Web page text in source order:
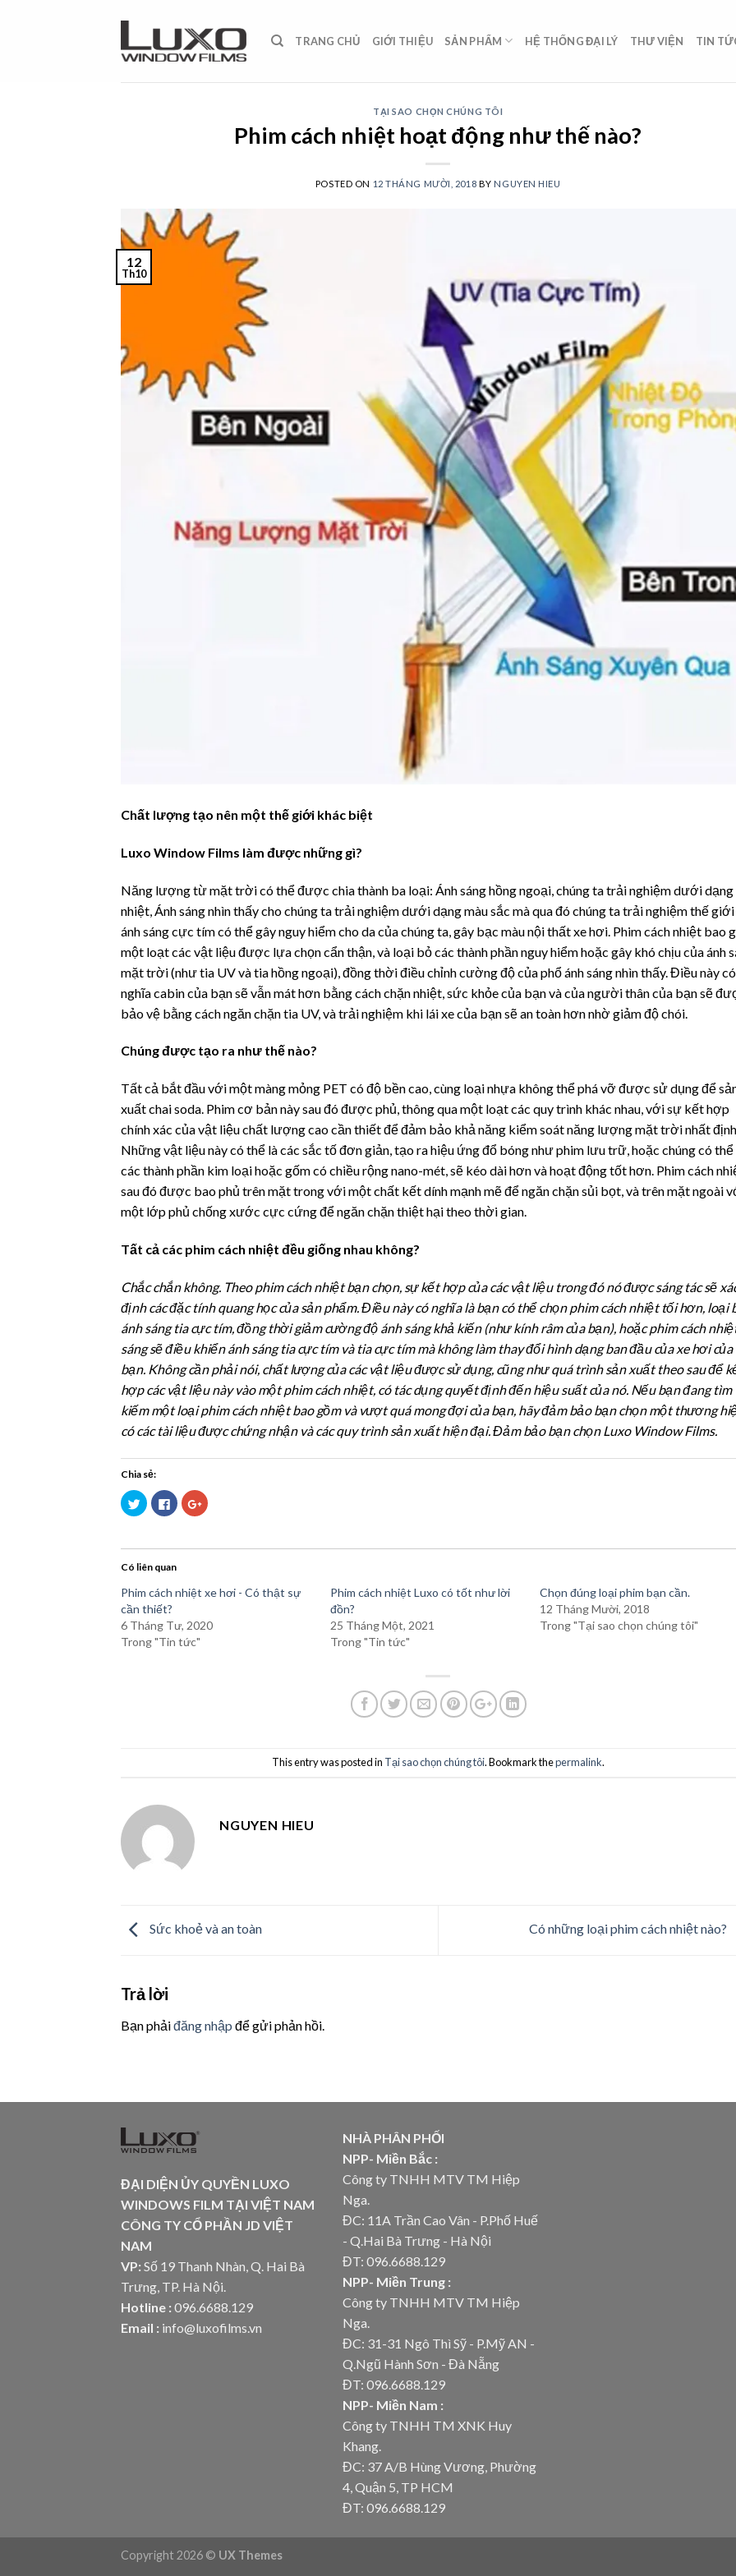
TRANG CHỦ GIỚI THIỆU SẢN PHẨM HỆ THỐNG ĐẠI LÝ THƯ VIỆN TIN
TẠI SAO CHỌN CHÚNG TÔI
Phim cách nhiệt hoạt động như thế nào?
POSTED ON 12 THÁNG MƯỜI, 2018 BY NGUYEN HIEU
12
Th10
Chất lượng tạo nên một thế giới khác biệt
Luxo Window Films làm được những gì?
Năng lượng từ mặt trời có thể được chia thành ba loại: Ánh sáng hồng ngoại, chúng ta trải nghiệm dưới dạng
nhiệt, Ánh sáng nhìn thấy cho chúng ta trải nghiệm dưới dạng màu sắc mà qua đó chúng ta trải nghiệm thế
ánh sáng cực tím có thể gây nguy hiểm cho da của chúng ta, gây bạc màu nội thất xe hơi. Phim cách nhiệt bao
một loạt các vật liệu được lựa chọn cẩn thận, và loại bỏ các thành phần nguy hiểm hoặc gây khó chịu của ánh
mặt trời (như tia UV và tia hồng ngoại), đồng thời điều chỉnh cường độ của phổ ánh sáng nhìn thấy. Điều này có
nghĩa cabin của bạn sẽ vẫn mát hơn bằng cách chặn nhiệt, sức khỏe của bạn và của người thân của bạn sẽ
bảo vệ bằng cách ngăn chặn tia UV, và trải nghiệm khi lái xe của bạn sẽ an toàn hơn nhờ giảm độ chói.
Chúng được tạo ra như thế nào?
Tất cả bắt đầu với một màng mỏng PET có độ bền cao, cùng loại nhựa không thể phá vỡ được sử dụng để
xuất chai soda. Phim cơ bản này sau đó được phủ, thông qua một loạt các quy trình khác nhau, với sự kết hợp
chính xác của vật liệu chất lượng cao cần thiết để đảm bảo khả năng kiểm soát năng lượng mặt trời nhất
Những vật liệu này có thể là các sắc tố đơn giản, tạo ra hiệu ứng đổ bóng như phim lưu trữ, hoặc chúng có thể
các thành phần kim loại hoặc gốm có chiều rộng nano-mét, sẽ kéo dài hơn và hoạt động tốt hơn. Phim cách
sau đó được bao phủ trên mặt trong với một chất kết dính mạnh mẽ để ngăn chặn sủi bọt, và trên mặt ngoài
một lớp phủ chống xước cực cứng để ngăn chặn thiệt hại theo thời gian.
Tất cả các phim cách nhiệt đều giống nhau không?
Chắc chắn không. Theo phim cách nhiệt bạn chọn, sự kết hợp của các vật liệu trong đó nó được sáng tác sẽ
định các đặc tính quang học của sản phẩm. Điều này có nghĩa là bạn có thể chọn phim cách nhiệt tối hơn, loại
ánh sáng tia cực tím, đồng thời giảm cường độ ánh sáng khả kiến (như kính râm của bạn), hoặc phim cách
sáng sẽ điều khiển ánh sáng tia cực tím và tia cực tím mà không làm thay đổi hình dạng ban đầu của xe hơi của
bạn. Không cần phải nói, chất lượng của các vật liệu được sử dụng, cũng như quá trình sản xuất theo sau để
hợp các vật liệu này vào một phim cách nhiệt, có tác dụng quyết định đến hiệu suất của nó. Nếu bạn đang tìm
kiếm một loại phim cách nhiệt bao gồm và vượt quá mong đợi của bạn, hãy đảm bảo bạn chọn một thương
có các tài liệu được chứng nhận và các quy trình sản xuất hiện đại. Đảm bảo bạn chọn Luxo Window Films.
Chia sẻ:
Bấm
để
chia
Twitter
in
window)
Nhấn
vào
chia
Facebook
in
window)
Bấm
để
Google+
window)
Có liên quan
Phim cách nhiệt xe hơi - Có thật sự
cần thiết?
6 Tháng Tư, 2020
Trong "Tin tức"
Phim cách nhiệt Luxo có tốt như lời
đồn?
25 Tháng Một, 2021
Trong "Tin tức"
Chọn đúng loại phim bạn cần.
12 Tháng Mười, 2018
Trong "Tại sao chọn chúng tôi"
This entry was posted in Tại sao chọn chúng tôi. Bookmark thepermalink.
NGUYEN HIEU
Sức khoẻ và an toàn Có những loại phim cách nhiệt nào?
Trả lời
Bạn phảiđăng nhập để gửi phản hồi.
ĐẠI DIỆN ỦY QUYỀN LUXO
WINDOWS FILM TẠI VIỆT NAM
CÔNG TY CỔ PHẦN JD VIỆT
NAM
VP: Số 19 Thanh Nhàn, Q. Hai Bà
Trưng, TP. Hà Nội.
Hotline : 096.6688.129
Email : info@luxofilms.vn
NHÀ PHÂN PHỐI
NPP- Miền Bắc :
Công ty TNHH MTV TM Hiệp
Nga.
ĐC: 11A Trần Cao Vân - P.Phố Huế
- Q.Hai Bà Trưng - Hà Nội
ĐT: 096.6688.129
NPP- Miền Trung :
Công ty TNHH MTV TM Hiệp
Nga.
ĐC: 31-31 Ngô Thì Sỹ - P.Mỹ AN -
Q.Ngũ Hành Sơn - Đà Nẵng
ĐT: 096.6688.129
NPP- Miền Nam :
Công ty TNHH TM XNK Huy
Khang.
ĐC: 37 A/B Hùng Vương, Phường
4, Quận 5, TP HCM
ĐT: 096.6688.129
Copyright 2026 © UX Themes